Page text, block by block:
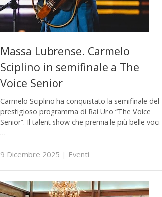
Massa Lubrense. Carmelo
Sciplino in semifinale a The
Voice Senior
Carmelo Sciplino ha conquistato la semifinale del
prestigioso programma di Rai Uno “The Voice
Senior”. Il talent show che premia le più belle voci
…
9 Dicembre 2025 | Eventi